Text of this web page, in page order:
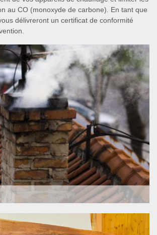
au CO (monoxyde de carbone). En tant que
délivreront un certificat de conformité